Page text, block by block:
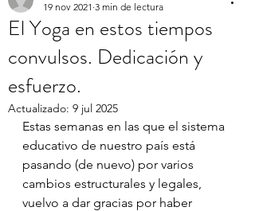
El Yoga en estos tiempos
convulsos. Dedicación y
esfuerzo.
19 nov 2021 3 min de lectura
Actualizado: 9 jul 2025
Estas semanas en las que el sistema
educativo de nuestro país está
pasando (de nuevo) por varios
cambios estructurales y legales,
vuelvo a dar gracias por haber